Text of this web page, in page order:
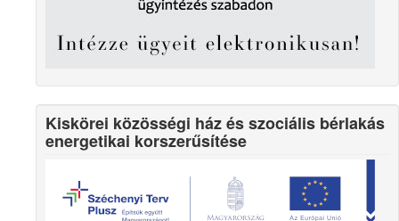
Kiskörei közösségi ház és szociális bérlakás
energetikai korszerűsítése